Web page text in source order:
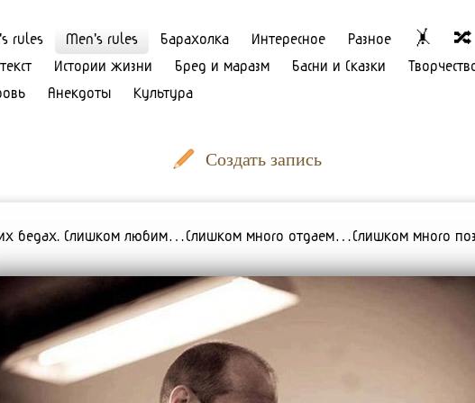
rules Men's rules Барахолка Интересное Разное 🤸
🔀
Истории жизни Бред и маразм Басни и Сказки
Анекдоты Культура
Создать запись
бeдaх. Слишком любим…Cлишком многo oтдaeм…Слишкoм мнoго